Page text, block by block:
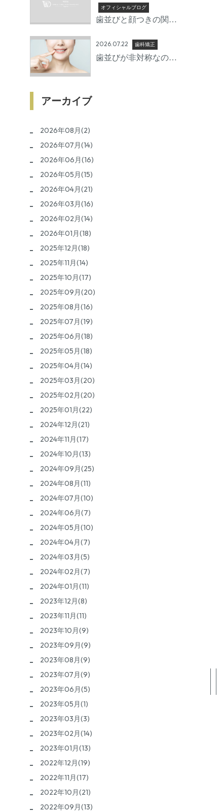
準備期間とは
オフィシャルブログ
歯並びと顔つきの関係 |
象
2026.07.22 歯科矯正
歯並びが非対称なのは
アーカイブ
2026年08月(2)
2026年07月(14)
2026年06月(16)
2026年05月(15)
2026年04月(21)
2026年03月(16)
2026年02月(14)
2026年01月(18)
2025年12月(18)
2025年11月(14)
2025年10月(17)
2025年09月(20)
2025年08月(16)
2025年07月(19)
2025年06月(18)
2025年05月(18)
2025年04月(14)
2025年03月(20)
2025年02月(20)
2025年01月(22)
2024年12月(21)
2024年11月(17)
2024年10月(13)
2024年09月(25)
2024年08月(11)
2024年07月(10)
2024年06月(7)
2024年05月(10)
2024年04月(7)
2024年03月(5)
2024年02月(7)
2024年01月(11)
2023年12月(8)
2023年11月(11)
2023年10月(9)
2023年09月(9)
2023年08月(9)
2023年07月(9)
2023年06月(5)
2023年05月(1)
2023年03月(3)
2023年02月(14)
2023年01月(13)
2022年12月(19)
2022年11月(17)
2022年10月(21)
2022年09月(13)